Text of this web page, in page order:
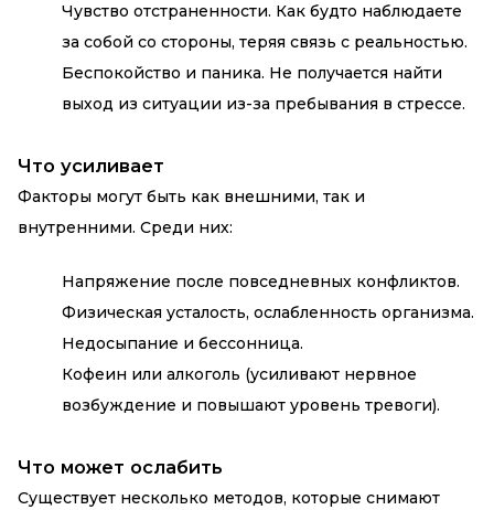
Чувство отстраненности. Как будто наблюдаете
за собой со стороны, теряя связь с реальностью.
Беспокойство и паника. Не получается найти
выход из ситуации из-за пребывания в стрессе.
Что усиливает
Факторы могут быть как внешними, так и
внутренними. Среди них:
Напряжение после повседневных конфликтов.
Физическая усталость, ослабленность организма.
Недосыпание и бессонница.
Кофеин или алкоголь (усиливают нервное
возбуждение и повышают уровень тревоги).
Что может ослабить
Существует несколько методов, которые снимают